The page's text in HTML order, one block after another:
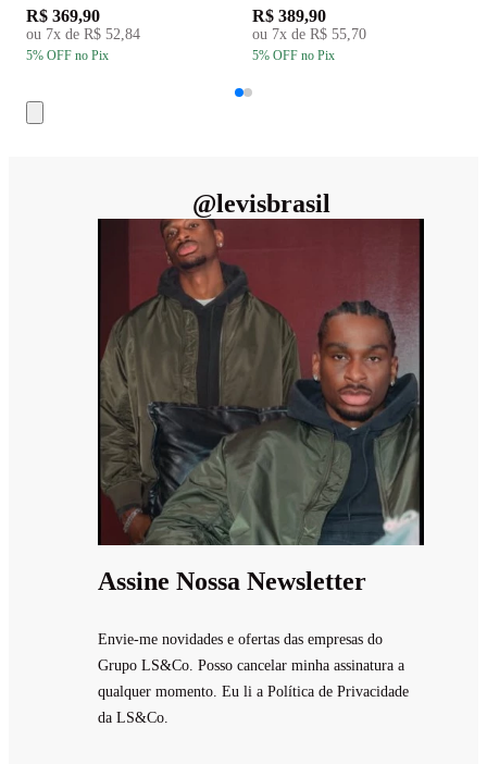
R$ 369,90
ou 7x de R$ 52,84
5% OFF no Pix
R$ 389,90
ou 7x de R$ 55,70
5% OFF no Pix
@levisbrasil
Assine Nossa Newsletter
Envie-me novidades e ofertas das empresas do
Grupo LS&Co. Posso cancelar minha assinatura a
qualquer momento. Eu li a Política de Privacidade
da LS&Co.